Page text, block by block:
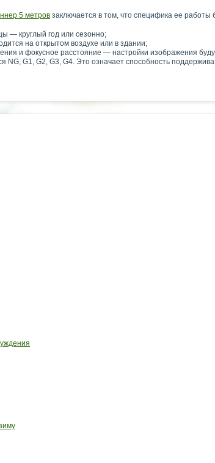
5 метров заключается в том, что специфика ее
— круглый год или сезонно;
на открытом воздухе или в здании;
и фокусное расстояние — настройки изображения
NG, G1, G2, G3, G4. Это означает способность